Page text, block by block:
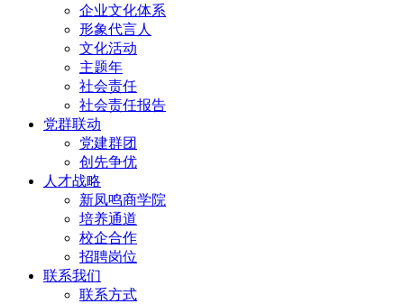
企业文化体系
形象代言人
文化活动
主题年
社会责任
社会责任报告
党群联动
党建群团
创先争优
人才战略
新凤鸣商学院
培养通道
校企合作
招聘岗位
联系我们
联系方式